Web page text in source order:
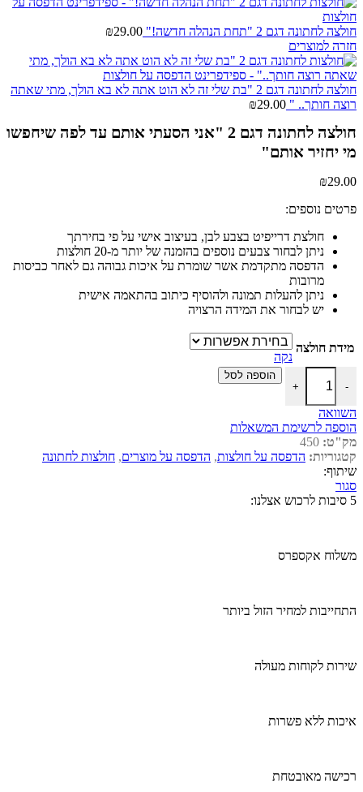
חולצה לחתונה דגם 2 "תחת הנהלה חדשה!" ₪29.00
חזרה למוצרים
חולצה לחתונה דגם 2 "בת שלי זה לא הוט אתה לא בא הולך, מתי שאתה
רוצה חותך.. "
₪29.00
חולצה לחתונה דגם 2 "אני הסעתי אותם עד לפה שיחפשו
מי יחזיר אותם"
₪29.00
פרטים נוספים:
חולצת דרייפיט בצבע לבן, בעיצוב אישי על פי בחירתך
ניתן לבחור צבעים נוספים בהזמנה של יותר מ-20 חולצות
הדפסה מתקדמת אשר שומרת על איכות גבוהה גם לאחר כביסות
מרובות
ניתן להעלות תמונה ולהוסיף כיתוב בהתאמה אישית
יש לבחור את המידה הרצויה
מידת חולצה
נקה
-
כמות של חולצה לחתונה דגם 2 "אני הסעתי אותם עד לפה שיחפשו מי יחזיר אותם"
+
הוספה לסל
השוואה
הוספה לרשימת המשאלות
מק"ט: 450
קטגוריות: הדפסה על חולצות, הדפסה על מוצרים, חולצות לחתונה
שיתוף:
סגור
5 סיבות לרכוש אצלנו:
משלוח אקספרס
התחייבות למחיר הזול ביותר
שירות לקוחות מעולה
איכות ללא פשרות
רכישה מאובטחת